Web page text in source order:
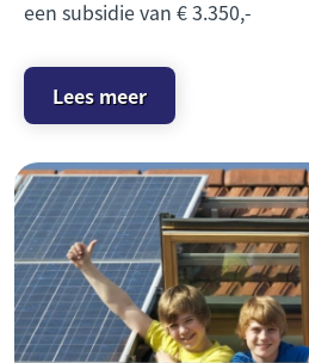
een subsidie van € 3.350,-
Lees meer